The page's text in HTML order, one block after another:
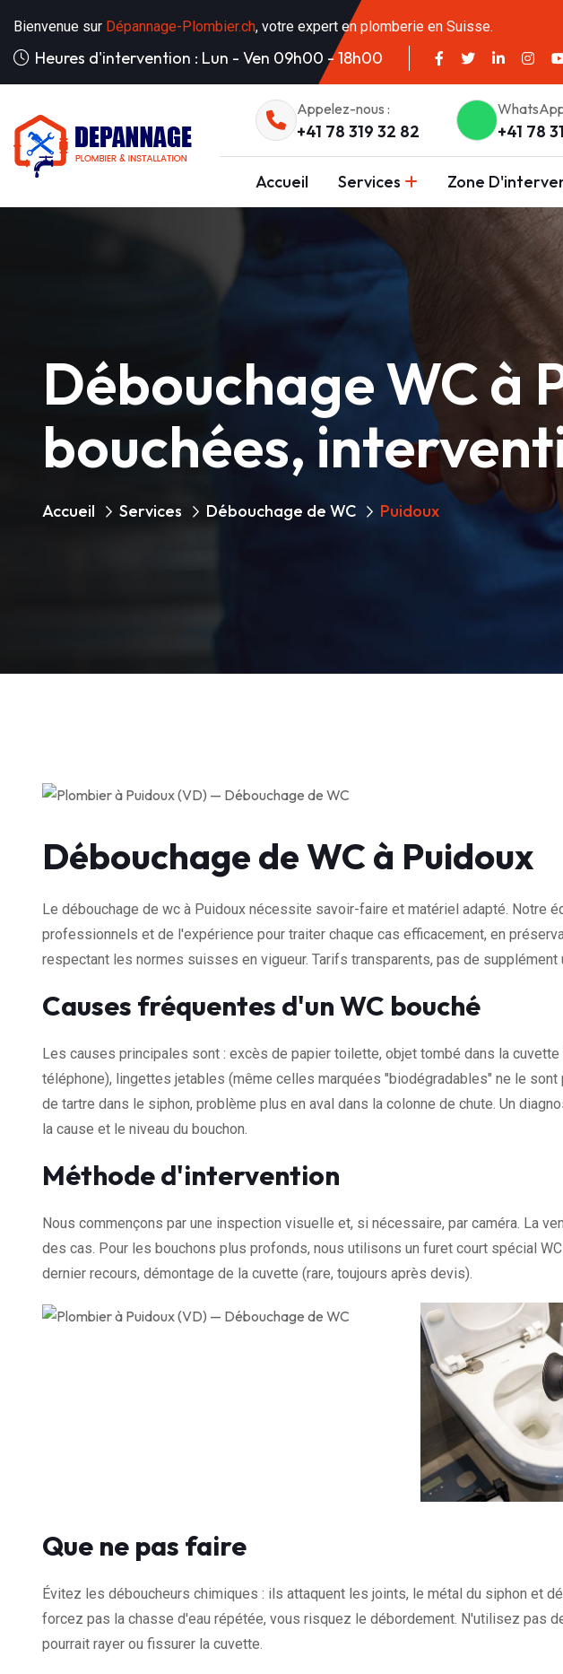
Bienvenue sur Dépannage-Plombier.ch, votre expert en plomberie en Suisse.
Heures d'intervention : Lun - Ven 09h00 - 18h00
Appelez-nous :
+41 78 319 32 82 +41 78
Accueil Services Zone
Débouchage WC à
bouchées,
Accueil Services Débouchage de WC Puidoux
Débouchage de WC à Puidoux
Le débouchage de wc à Puidoux nécessite savoir-faire et matériel adapté. Notre
professionnels et de l'expérience pour traiter chaque cas efficacement, en
respectant les normes suisses en vigueur. Tarifs transparents, pas de supplément
Causes fréquentes d'un WC bouché
Les causes principales sont : excès de papier toilette, objet tombé dans la cuvette
téléphone), lingettes jetables (même celles marquées "biodégradables" ne le
de tartre dans le siphon, problème plus en aval dans la colonne de chute. Un
la cause et le niveau du bouchon.
Méthode d'intervention
Nous commençons par une inspection visuelle et, si nécessaire, par caméra. La
des cas. Pour les bouchons plus profonds, nous utilisons un furet court spécial
dernier recours, démontage de la cuvette (rare, toujours après devis).
Que ne pas faire
Évitez les déboucheurs chimiques : ils attaquent les joints, le métal du siphon et
forcez pas la chasse d'eau répétée, vous risquez le débordement. N'utilisez pas
pourrait rayer ou fissurer la cuvette.